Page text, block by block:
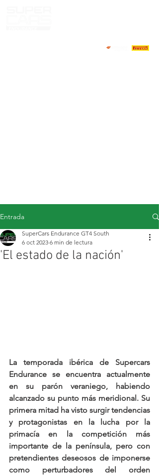
Entrada
'El estado de la nación'
SuperCars Endurance GT4 South
6 oct 2023 6 min de lectura
La temporada ibérica de Supercars
Endurance se encuentra actualmente
en su parón veraniego, habiendo
alcanzado su punto más meridional. Su
primera mitad ha visto surgir tendencias
y protagonistas en la lucha por la
primacía en la competición más
importante de la península, pero con
pretendientes deseosos de imponerse
como perturbadores del orden